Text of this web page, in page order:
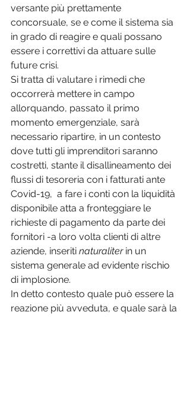
versante più prettamente
concorsuale, se e come il sistema sia
in grado di reagire e quali possano
essere i correttivi da attuare sulle
future crisi.
Si tratta di valutare i rimedi che
occorrerà mettere in campo
allorquando, passato il primo
momento emergenziale, sarà
necessario ripartire, in un contesto
dove tutti gli imprenditori saranno
costretti, stante il disallineamento dei
flussi di tesoreria con i fatturati ante
Covid-19,  a fare i conti con la liquidità
disponibile atta a fronteggiare le
richieste di pagamento da parte dei
fornitori -a loro volta clienti di altre
aziende, inseriti naturaliter in un
sistema generale ad evidente rischio
di implosione.
In detto contesto quale può essere la
reazione più avveduta, e quale sarà la